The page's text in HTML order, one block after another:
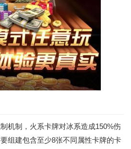
机制，火系卡牌对冰系造成150%伤
组建包含至少8张不同属性卡牌的卡